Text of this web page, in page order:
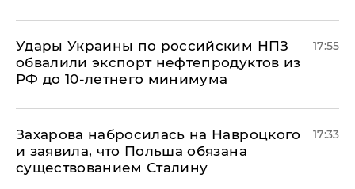
Удары Украины по российским НПЗ
обвалили экспорт нефтепродуктов из
РФ до 10-летнего минимума
17:55
​Захарова набросилась на Навроцкого
и заявила, что Польша обязана
существованием Сталину
17:33